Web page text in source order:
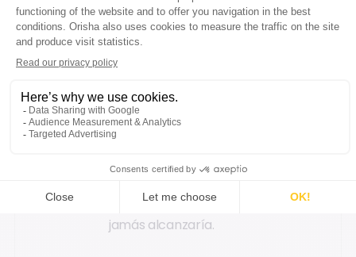
responde ante la
cámara, probándose
la prenda o
demostrando el
artículo. Este diálogo
en vivo despeja
genera un nivel de
simple fotografía
jamás alcanzaría.